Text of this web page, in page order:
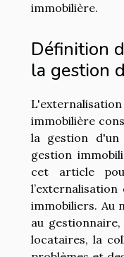
immobilière.
Définition
la gestion
immobilière
la gestion
gestion
cet article
immobiliers. Au
au
locataires, la